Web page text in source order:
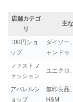
店舗カテゴ
リ
主
100円ショ
ップ
ダイソー
ャンドゥ
ファストフ
ァッション
ユニクロ
アパレルシ
ョップ
無印良品
H&M